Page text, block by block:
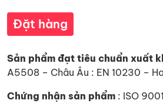
Đặt hàng
Sản phẩm đạt tiêu chuẩn xuất
A5508 – Châu Âu : EN 10230 –
Chứng nhận sản phẩm : ISO